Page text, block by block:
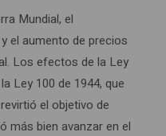
Mundial, el
el aumento de precios
Los efectos de la Ley
Ley 100 de 1944, que
el objetivo de
más bien avanzar en el